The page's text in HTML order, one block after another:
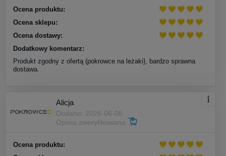
Ocena produktu:
Ocena sklepu:
Ocena dostawy:
Dodatkowy komentarz:
Produkt zgodny z ofertą (pokrowce na leżaki}, bardzo sprawna
dostawa.
Alicja
Dodano: 2026-06-05
Opinia zweryfikowana
Ocena produktu: